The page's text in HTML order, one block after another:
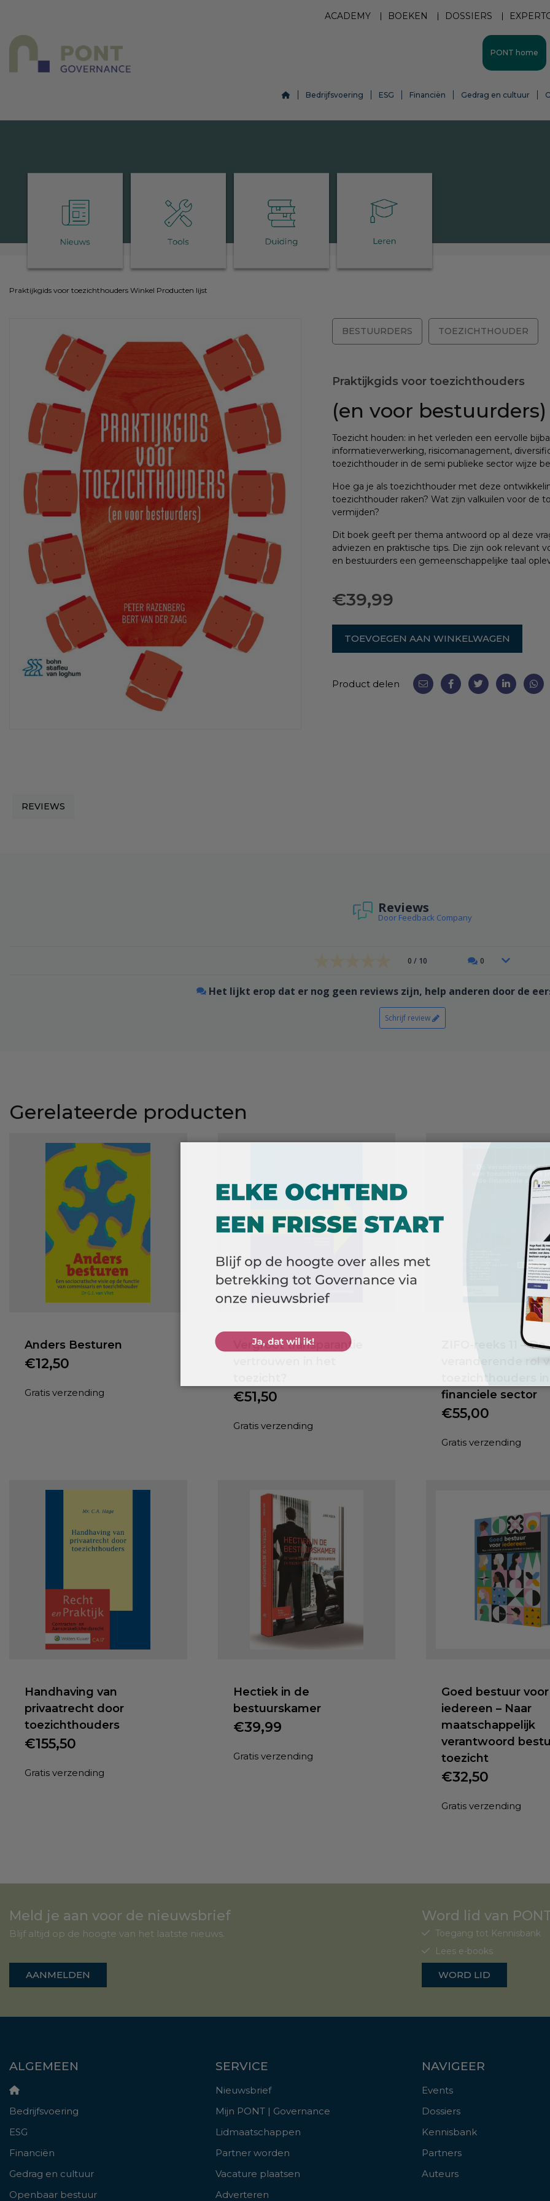
ACADEMY BOEKEN DOSSIERS
PONT home
Bedrijfsvoering ESG Financiën Gedrag en cultuur
Praktijkgids voor toezichthouders Winkel Producten lijst
BESTUURDERS TOEZICHTHOUDER
Praktijkgids voor toezichthouders
(en voor bestuurders)
Toezicht houden: in het verleden een eervolle
informatieverwerking, risicomanagement,
toezichthouder in de semi publieke sector wijze
Hoe ga je als toezichthouder met deze
toezichthouder raken? Wat zijn valkuilen voor de
vermijden?
Dit boek geeft per thema antwoord op al deze
adviezen en praktische tips. Die zijn ook relevant
en bestuurders een gemeenschappelijke taal
€39,99
TOEVOEGEN AAN WINKELWAGEN
Product delen
REVIEWS
Reviews
Door Feedback Company
0 / 10 0
Het lijkt erop dat er nog geen reviews zijn, help anderen door de
Schrijf review
Gerelateerde producten
Anders Besturen
€12,50
Gratis verzending
Vergroot transparantie
€51,50
Gratis verzending
ZIFO-reeks 11 – De
veranderende rol
toezichthouders in
financiele sector
€55,00
Gratis verzending
Handhaving van
privaatrecht door
toezichthouders
€155,50
Gratis verzending
Hectiek in de
bestuurskamer
€39,99
Gratis verzending
Goed bestuur voor
iedereen – Naar
maatschappelijk
verantwoord
toezicht
€32,50
Gratis verzending
Meld je aan voor de nieuwsbrief
Blijf altijd op de hoogte van het laatste nieuws.
AANMELDEN
Word lid van
Toegang tot Kennisbank
Lees e-books
WORD LID
ALGEMEEN
Bedrijfsvoering
ESG
Financiën
Gedrag en cultuur
Openbaar bestuur
SERVICE
Nieuwsbrief
Mijn PONT | Governance
Lidmaatschappen
Partner worden
Vacature plaatsen
Adverteren
NAVIGEER
Events
Dossiers
Kennisbank
Partners
Auteurs